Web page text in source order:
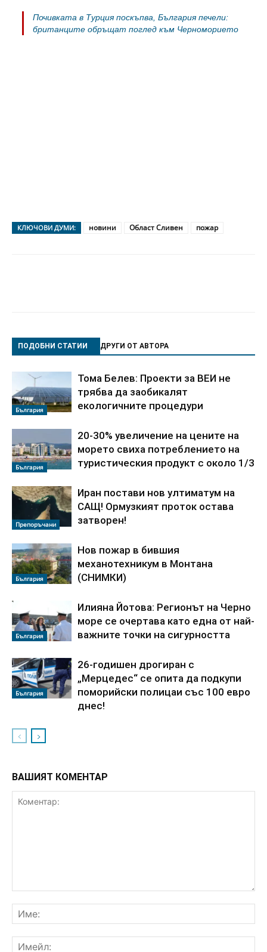
Почивката в Турция поскъпва, България печели:
британците обръщат поглед към Черноморието
КЛЮЧОВИ ДУМИ: новини Област Сливен пожар
ПОДОБНИ СТАТИИ ДРУГИ ОТ АВТОРА
България
Тома Белев: Проекти за ВЕИ не
трябва да заобикалят
екологичните процедури
България
20-30% увеличение на цените на
морето свиха потреблението на
туристическия продукт с около 1/3
Препоръчани
Иран постави нов ултиматум на
САЩ! Ормузкият проток остава
затворен!
България
Нов пожар в бившия
механотехникум в Монтана
(СНИМКИ)
България
Илияна Йотова: Регионът на Черно
море се очертава като една от най-
важните точки на сигурността
България
26-годишен дрогиран с
„Мерцедес“ се опита да подкупи
поморийски полицаи със 100 евро
днес!
ВАШИЯТ КОМЕНТАР